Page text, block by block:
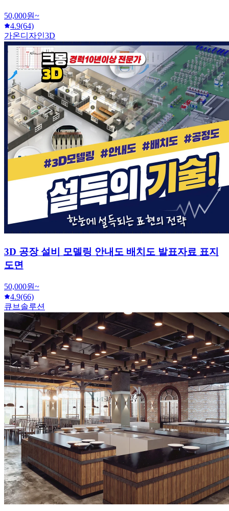
50,000원~
4.9(64)
가온디자인3D
3D 공장 설비 모델링 안내도 배치도 발표자료 표지
도면
50,000원~
4.9(66)
큐브솔루션